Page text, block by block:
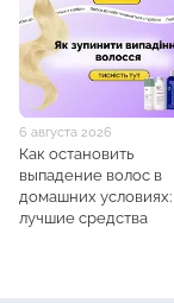
6 августа 2026
Как остановить
выпадение волос в
домашних условиях:
лучшие средства